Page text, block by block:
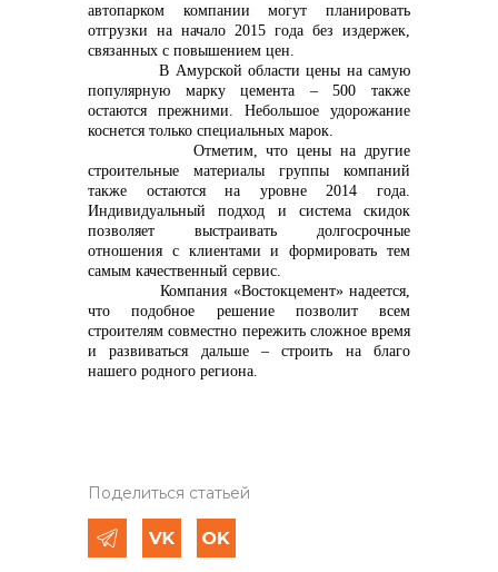
автопарком компании могут планировать
отгрузки на начало 2015 года без издержек,
связанных с повышением цен.
В Амурской области цены на самую
популярную марку цемента – 500 также
остаются прежними. Небольшое удорожание
коснется только специальных марок.
Отметим, что цены на другие
строительные материалы группы компаний
также остаются на уровне 2014 года.
Индивидуальный подход и система скидок
позволяет выстраивать долгосрочные
отношения с клиентами и формировать тем
самым качественный сервис.
Компания «Востокцемент» надеется,
что подобное решение позволит всем
строителям совместно пережить сложное время
и развиваться дальше – строить на благо
нашего родного региона.
Поделиться статьей